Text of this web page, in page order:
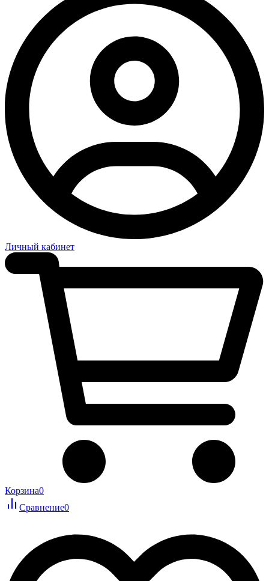
Личный кабинет
Корзина0
Сравнение0